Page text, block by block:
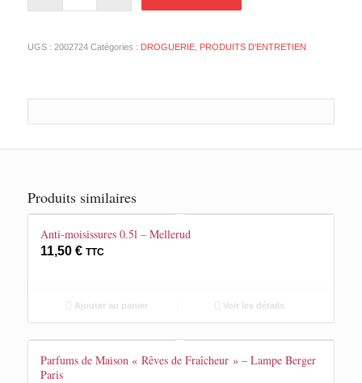
UGS : 2002724 Catégories : DROGUERIE, PRODUITS D'ENTRETIEN
Produits similaires
Anti-moisissures 0.5l – Mellerud
11,50 € TTC
Ajouter au panier Voir les détails
Parfums de Maison « Rêves de Fraîcheur » – Lampe Berger
Paris